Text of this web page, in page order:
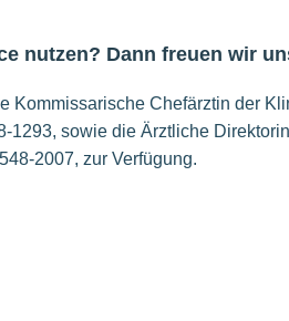
nutzen? Dann freuen wir
Kommissarische Chefärztin der
1293, sowie die Ärztliche
2007, zur Verfügung.